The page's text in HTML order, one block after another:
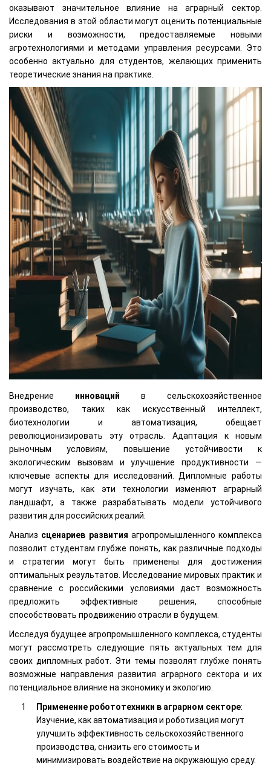
оказывают значительное влияние на аграрный сектор.
Исследования в этой области могут оценить потенциальные
риски и возможности, предоставляемые новыми
агротехнологиями и методами управления ресурсами. Это
особенно актуально для студентов, желающих применить
теоретические знания на практике.
Внедрение инноваций в сельскохозяйственное
производство, таких как искусственный интеллект,
биотехнологии и автоматизация, обещает
революционизировать эту отрасль. Адаптация к новым
рыночным условиям, повышение устойчивости к
экологическим вызовам и улучшение продуктивности —
ключевые аспекты для исследований. Дипломные работы
могут изучать, как эти технологии изменяют аграрный
ландшафт, а также разрабатывать модели устойчивого
развития для российских реалий.
Анализ сценариев развития агропромышленного комплекса
позволит студентам глубже понять, как различные подходы
и стратегии могут быть применены для достижения
оптимальных результатов. Исследование мировых практик и
сравнение с российскими условиями даст возможность
предложить эффективные решения, способные
способствовать продвижению отрасли в будущем.
Исследуя будущее агропромышленного комплекса, студенты
могут рассмотреть следующие пять актуальных тем для
своих дипломных работ. Эти темы позволят глубже понять
возможные направления развития аграрного сектора и их
потенциальное влияние на экономику и экологию.
Применение робототехники в аграрном секторе:
Изучение, как автоматизация и роботизация могут
улучшить эффективность сельскохозяйственного
производства, снизить его стоимость и
минимизировать воздействие на окружающую среду.